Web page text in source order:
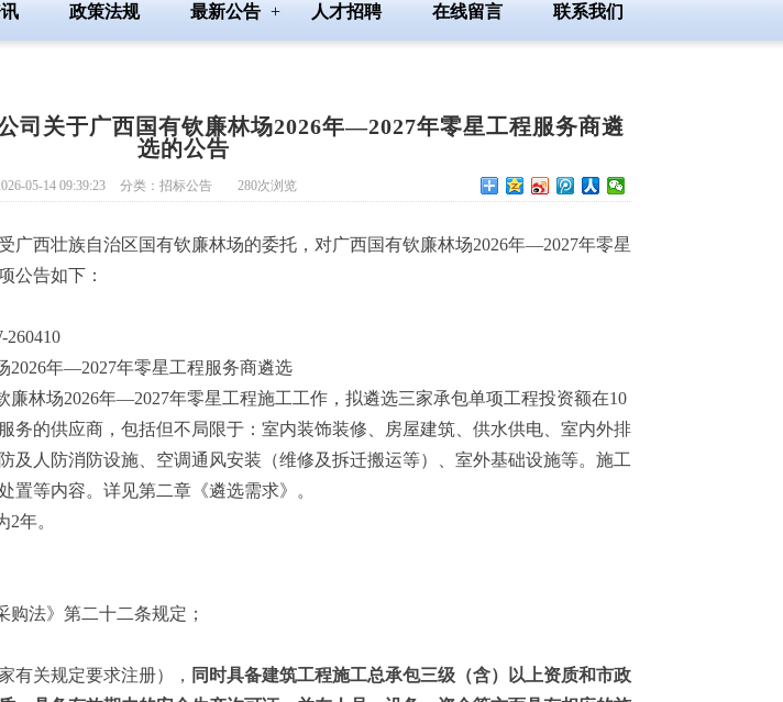
政策法规 最新公告 人才招聘 在线留言 联系我们
司关于广西国有钦廉林场2026年—2027年零星工程服务商遴
选的公告
05-14 09:39:23 分类： 招标公告 280次浏览
广西壮族自治区国有钦廉林场的委托，对广西国有钦廉林场2026年—2027年零星
公告如下：
260410
2026年—2027年零星工程服务商遴选
廉林场2026年—2027年零星工程施工工作，拟遴选三家承包单项工程投资额在10
服务的供应商 ，包括但不局限于：室内装饰装修、房屋建筑、供水供电、室内外排
及人防消防设施、空调通风安装（维修及拆迁搬运等）、室外基础设施等。施工
置等内容。详见第二章《遴选需求》。
2年。
购法》第二十二条规定；
有关规定要求注册） ， 同时具备建筑工程施工总承包三级（含）以上资质和市政